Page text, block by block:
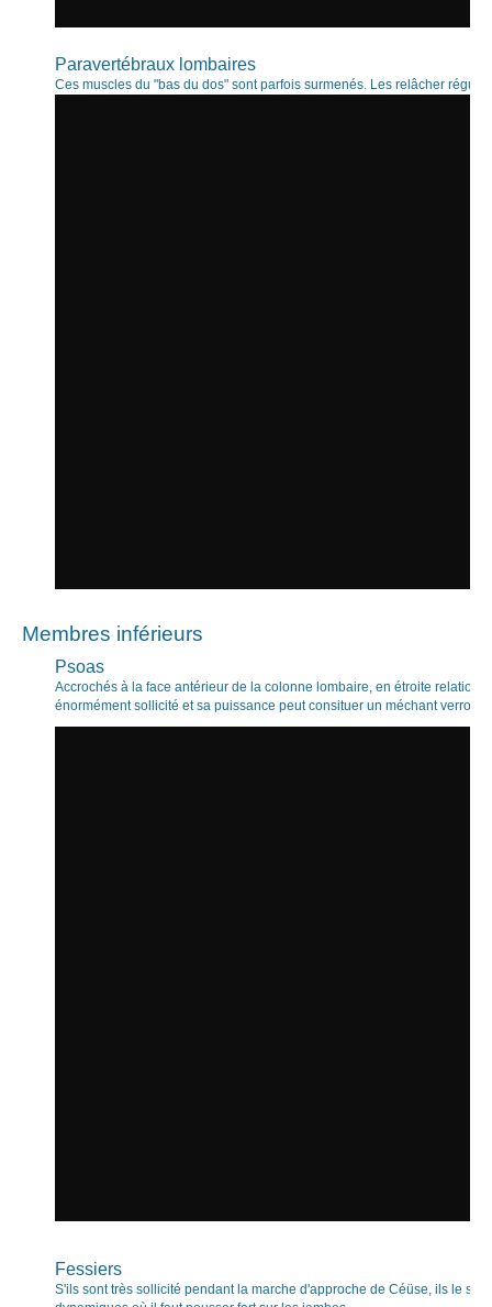
Paravertébraux lombaires
Ces muscles du "bas du dos" sont parfois surmenés. Les relâcher
Membres inférieurs
Psoas
Accrochés à la face antérieur de la colonne lombaire, en étroite relation
énormément sollicité et sa puissance peut consituer un méchant verrou
Fessiers
S'ils sont très sollicité pendant la marche d'approche de Céüse, ils le